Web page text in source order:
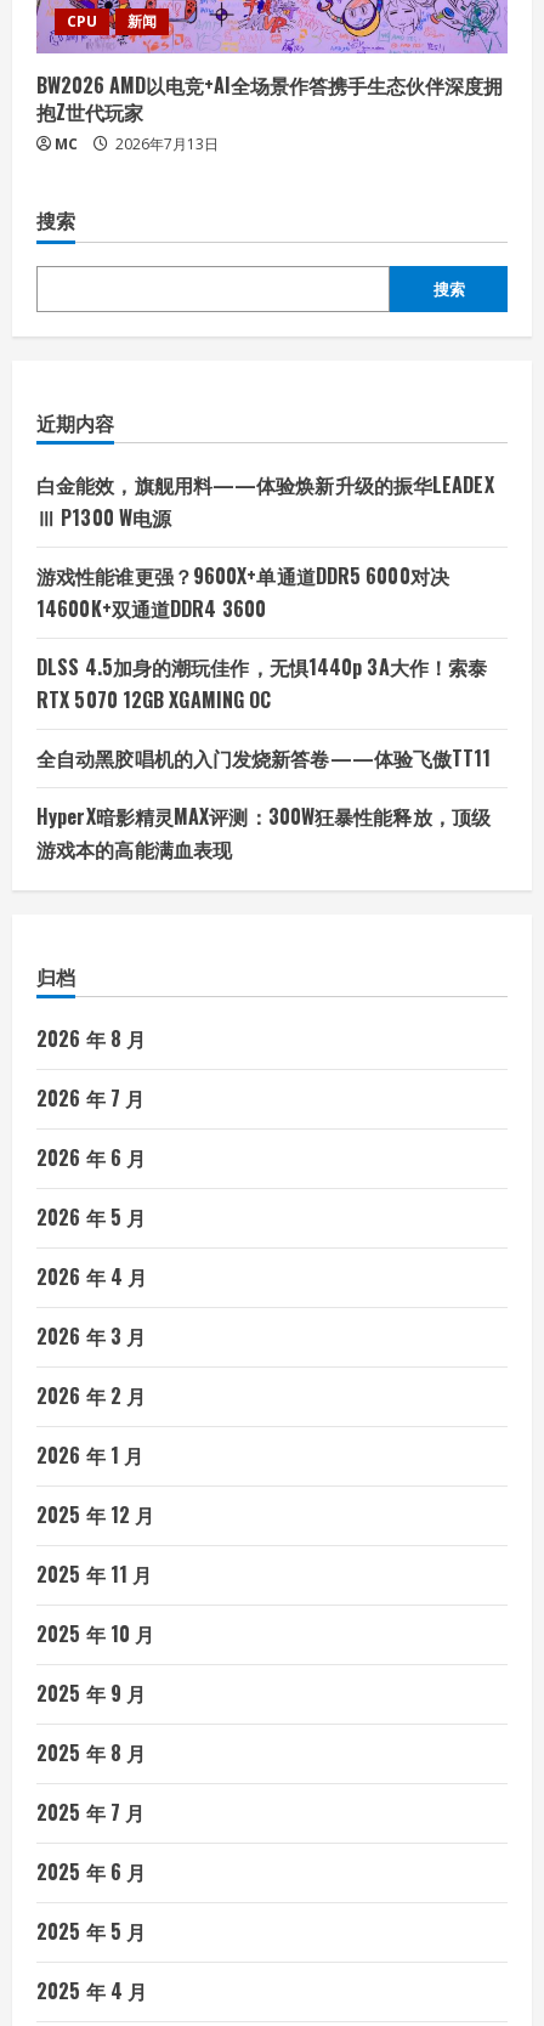
CPU 新闻
BW2026 AMD以电竞+AI全场景作答携手生态伙伴深度拥
抱Z世代玩家
MC 2026年7月13日
搜索
搜索
近期内容
白金能效，旗舰用料——体验焕新升级的振华LEADEX
Ⅲ P1300 W电源
游戏性能谁更强？9600X+单通道DDR5 6000对决
14600K+双通道DDR4 3600
DLSS 4.5加身的潮玩佳作，无惧1440p 3A大作！索泰
RTX 5070 12GB XGAMING OC
全自动黑胶唱机的入门发烧新答卷——体验飞傲TT11
HyperX暗影精灵MAX评测：300W狂暴性能释放，顶级
游戏本的高能满血表现
归档
2026 年 8 月
2026 年 7 月
2026 年 6 月
2026 年 5 月
2026 年 4 月
2026 年 3 月
2026 年 2 月
2026 年 1 月
2025 年 12 月
2025 年 11 月
2025 年 10 月
2025 年 9 月
2025 年 8 月
2025 年 7 月
2025 年 6 月
2025 年 5 月
2025 年 4 月